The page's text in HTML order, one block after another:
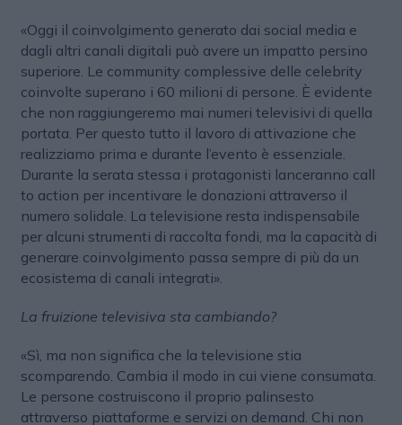
«Oggi il coinvolgimento generato dai social media e
dagli altri canali digitali può avere un impatto persino
superiore. Le community complessive delle celebrity
coinvolte superano i 60 milioni di persone. È evidente
che non raggiungeremo mai numeri televisivi di quella
portata. Per questo tutto il lavoro di attivazione che
realizziamo prima e durante l’evento è essenziale.
Durante la serata stessa i protagonisti lanceranno call
to action per incentivare le donazioni attraverso il
numero solidale. La televisione resta indispensabile
per alcuni strumenti di raccolta fondi, ma la capacità di
generare coinvolgimento passa sempre di più da un
ecosistema di canali integrati».
La fruizione televisiva sta cambiando?
«Sì, ma non significa che la televisione stia
scomparendo. Cambia il modo in cui viene consumata.
Le persone costruiscono il proprio palinsesto
attraverso piattaforme e servizi on demand. Chi non